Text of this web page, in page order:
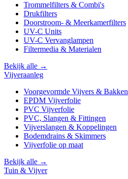
Trommelfilters & Combi's
Drukfilters
Doorstroom- & Meerkamerfilters
UV-C Units
UV-C Vervanglampen
Filtermedia & Materialen
Bekijk alle →
Vijveraanleg
Voorgevormde Vijvers & Bakken
EPDM Vijverfolie
PVC Vijverfolie
PVC, Slangen & Fittingen
Vijverslangen & Koppelingen
Bodemdrains & Skimmers
Vijverfolie op maat
Bekijk alle →
Tuin & Vijver